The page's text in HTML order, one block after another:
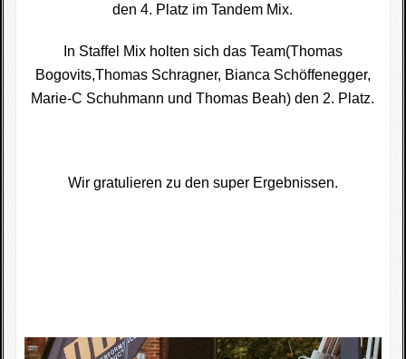
Impressum
Sponsoren
den 4. Platz im Tandem Mix.
In Staffel Mix holten sich das Team(Thomas
Bogovits,Thomas Schragner, Bianca Schöffenegger,
Marie-C Schuhmann und Thomas Beah) den 2. Platz.
Wir gratulieren zu den super Ergebnissen.